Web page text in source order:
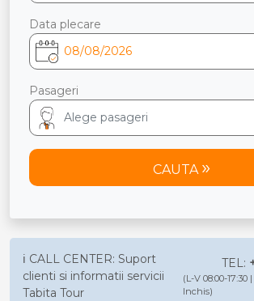
Data plecare
Pasageri
CAUTA
ℹ️ CALL CENTER: Suport
clienti si informatii servicii
Tabita Tour
TEL:
(L-V 08:00-17:30
Inchis)